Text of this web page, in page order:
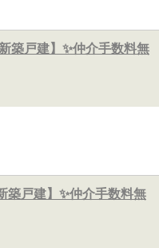
築戸建】✨️仲介手数料無
築戸建】✨️仲介手数料無